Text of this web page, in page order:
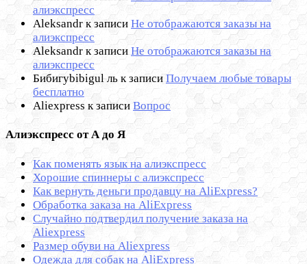
алиэкспресс
Aleksandr к записи Не отображаются заказы на
алиэкспресс
Aleksandr к записи Не отображаются заказы на
алиэкспресс
Бибигуbibigul ль к записи Получаем любые товары
бесплатно
Aliexpress к записи Вопрос
Алиэкспресс от А до Я
Как поменять язык на алиэкспресс
Хорошие спиннеры с алиэкспресс
Как вернуть деньги продавцу на AliExpress?
Обработка заказа на AliExpress
Cлучайно подтвердил получение заказа на
Aliexpress
Размер обуви на Aliexpress
Одежда для собак на AliExpress